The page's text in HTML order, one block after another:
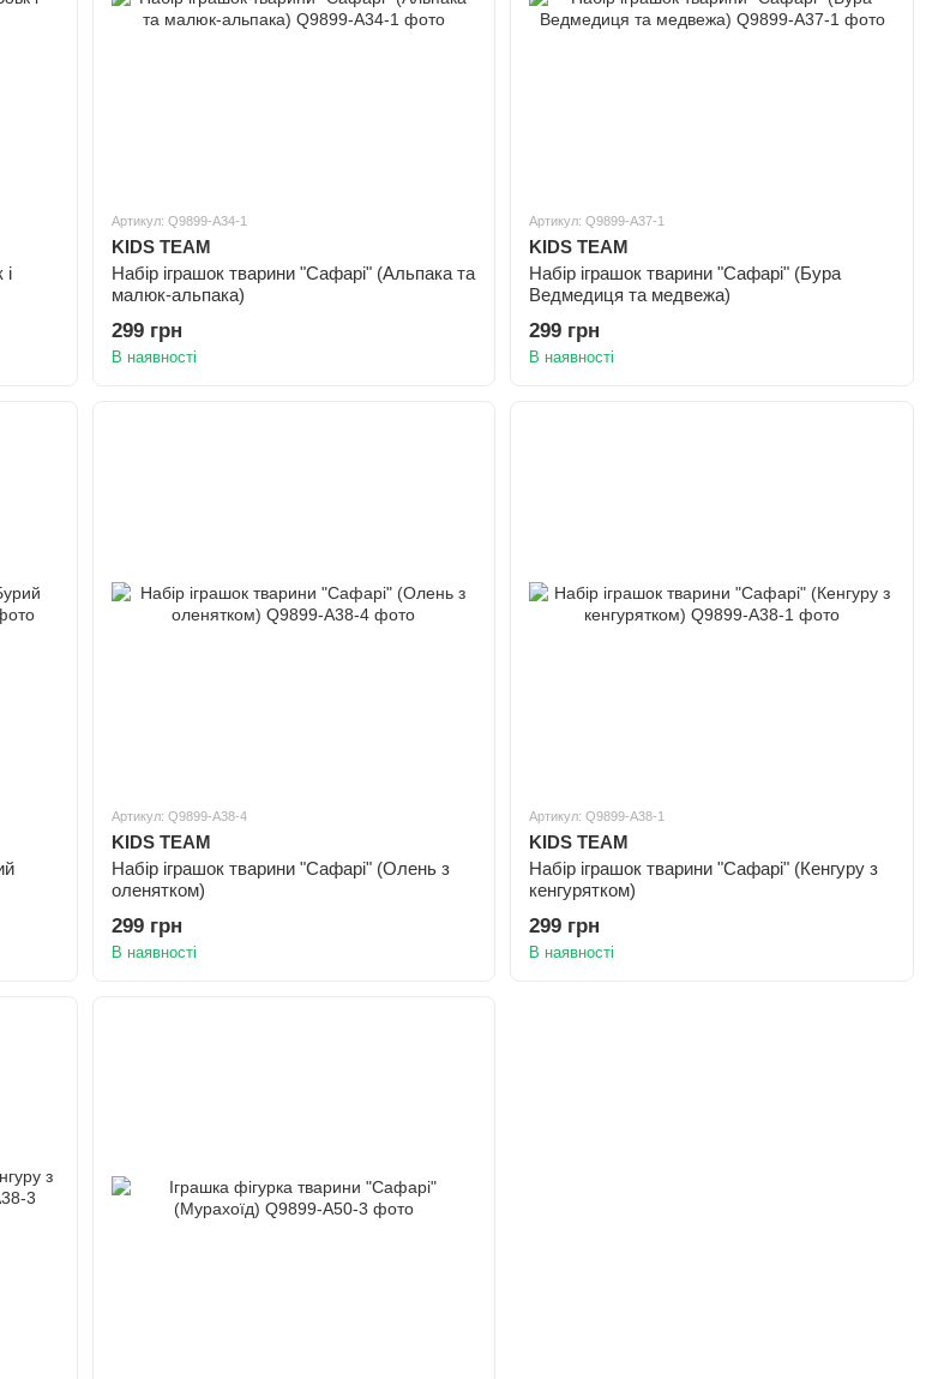
Артикул: Q9899-A34-1
KIDS TEAM
Набір іграшок тварини "Сафарі" (Альпака та
малюк-альпака)
299 грн
В наявності
Артикул: Q9899-A37-1
KIDS TEAM
Набір іграшок тварини "Сафарі" (Бура
Ведмедиця та медвежа)
299 грн
В наявності
Артикул: Q9899-A38-4
KIDS TEAM
Набір іграшок тварини "Сафарі" (Олень з
оленятком)
299 грн
В наявності
Артикул: Q9899-A38-1
KIDS TEAM
Набір іграшок тварини "Сафарі" (Кенгуру з
кенгурятком)
299 грн
В наявності